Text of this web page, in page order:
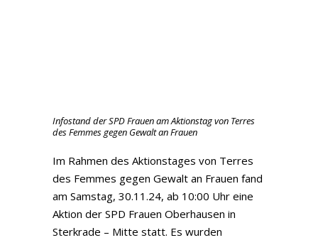
Infostand der SPD Frauen am Aktionstag von Terres
des Femmes gegen Gewalt an Frauen
Im Rahmen des Aktionstages von Terres
des Femmes gegen Gewalt an Frauen fand
am Samstag, 30.11.24, ab 10:00 Uhr eine
Aktion der SPD Frauen Oberhausen in
Sterkrade – Mitte statt. Es wurden